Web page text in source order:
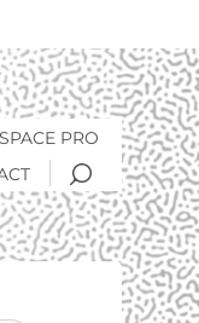
PRO
RECHERCHE